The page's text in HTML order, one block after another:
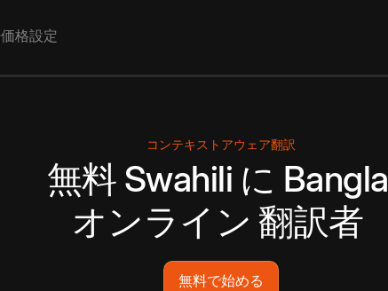
価格設定
コンテキストアウェア翻訳
無料 Swahili に Bangla
オンライン 翻訳者
無料で始める